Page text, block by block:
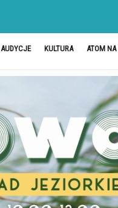
AUDYCJE KULTURA ATOM